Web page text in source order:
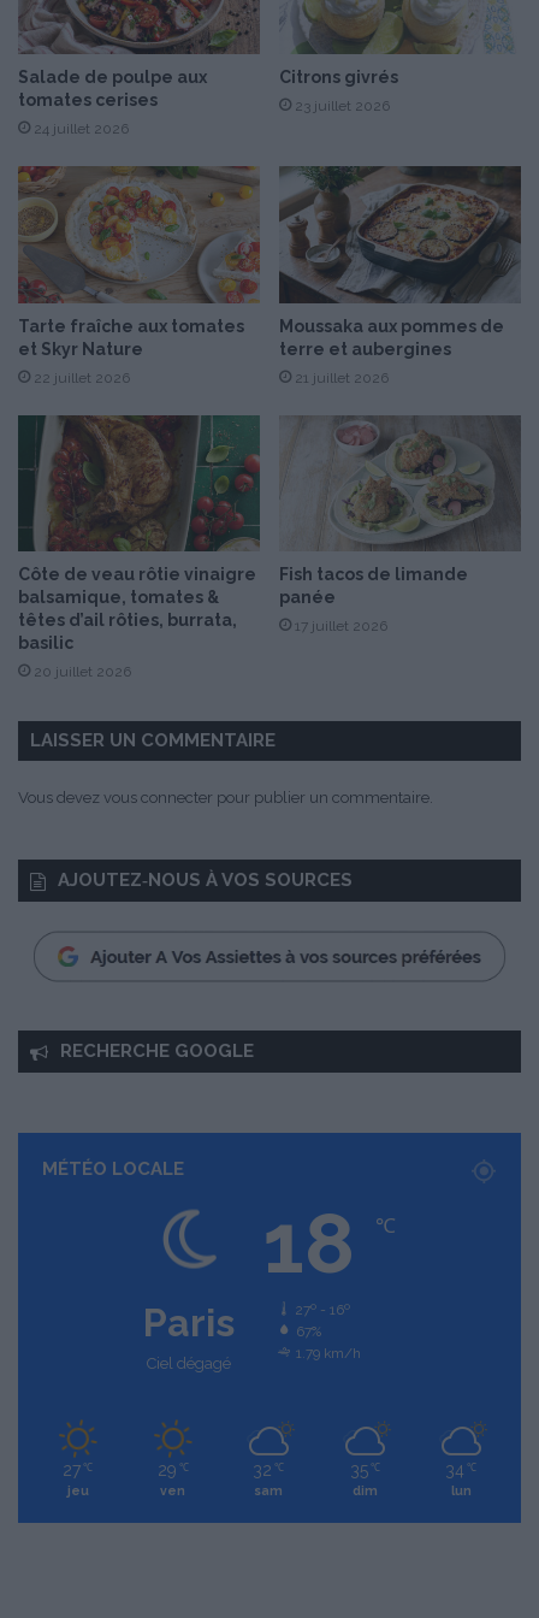
e
r
r
a
n
c
o
t
s
Salade de poulpe aux
tomates cerises
24 juillet 2026
Citrons givrés
23 juillet 2026
Tarte fraîche aux tomates
et Skyr Nature
22 juillet 2026
Moussaka aux pommes de
terre et aubergines
21 juillet 2026
Côte de veau rôtie vinaigre
balsamique, tomates &
têtes d’ail rôties, burrata,
basilic
20 juillet 2026
Fish tacos de limande
panée
17 juillet 2026
LAISSER UN COMMENTAIRE
Vous devez vous connecter pour publier un commentaire.
AJOUTEZ‑NOUS À VOS SOURCES
RECHERCHE GOOGLE
MÉTÉO LOCALE
Paris
Ciel dégagé
18 ℃
27º - 16º
67%
1.79 km/h
27 ℃
jeu
29 ℃
ven
32 ℃
sam
35 ℃
dim
34 ℃
lun